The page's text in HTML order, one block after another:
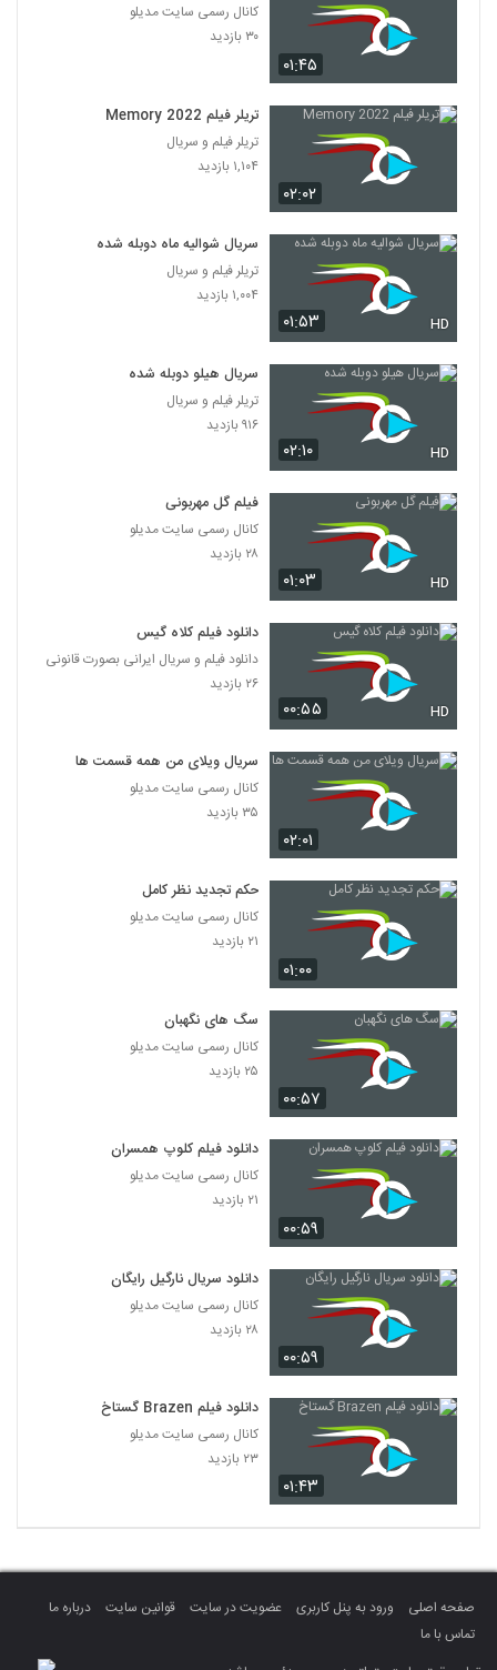
۰۱:۴۵
کانال رسمی سایت مدیلو
۳۰ بازدید
۰۲:۰۲
تریلر فیلم Memory 2022
تریلر فیلم و سریال
۱,۱۰۴ بازدید
۰۱:۵۳ HD
سریال شوالیه ماه دوبله شده
تریلر فیلم و سریال
۱,۰۰۴ بازدید
۰۲:۱۰ HD
سریال هیلو دوبله شده
تریلر فیلم و سریال
۹۱۶ بازدید
۰۱:۰۳ HD
فیلم گل مهربونی
کانال رسمی سایت مدیلو
۲۸ بازدید
۰۰:۵۵ HD
دانلود فیلم کلاه گیس
دانلود فیلم و سریال ایرانی بصورت قانونی
۲۶ بازدید
۰۲:۰۱
سریال ویلای من همه قسمت ها
کانال رسمی سایت مدیلو
۳۵ بازدید
۰۱:۰۰
حکم تجدید نظر کامل
کانال رسمی سایت مدیلو
۲۱ بازدید
۰۰:۵۷
سگ های نگهبان
کانال رسمی سایت مدیلو
۲۵ بازدید
۰۰:۵۹
دانلود فیلم کلوپ همسران
کانال رسمی سایت مدیلو
۲۱ بازدید
۰۰:۵۹
دانلود سریال نارگیل رایگان
کانال رسمی سایت مدیلو
۲۸ بازدید
۰۱:۴۳
دانلود فیلم Brazen گستاخ
کانال رسمی سایت مدیلو
۲۳ بازدید
صفحه اصلی ورود به پنل کاربری عضویت در سایت قوانین سایت
درباره ما
تماس با ما